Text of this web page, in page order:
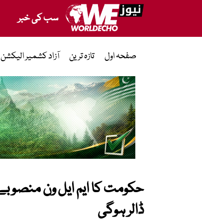
سب کی خبر
صفحہ اول تازہ ترین آزاد کشمیر الیکشن 2026
ڈالر ہوگی